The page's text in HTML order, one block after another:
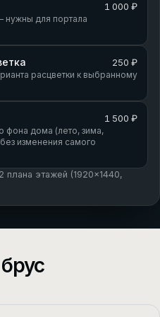
1 000 ₽
нужны для портала
250 ₽
расцветки к выбранному
1 500 ₽
фона дома (лето, зима,
изменения самого
плана этажей (1920×1440,